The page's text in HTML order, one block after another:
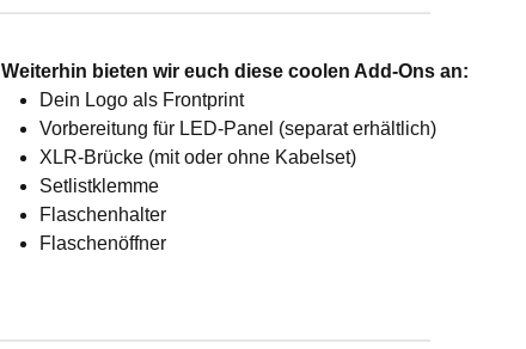
Weiterhin bieten wir euch diese coolen Add-Ons an:
Dein Logo als Frontprint
Vorbereitung für LED-Panel (separat erhältlich)
XLR-Brücke (mit oder ohne Kabelset)
Setlistklemme
Flaschenhalter
Flaschenöffner